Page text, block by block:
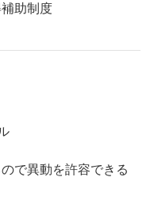
助制度
で異動を許容できる